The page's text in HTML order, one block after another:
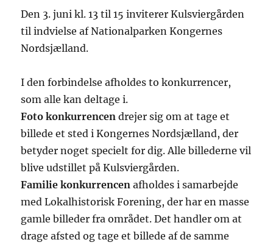
Den 3. juni kl. 13 til 15 inviterer Kulsviergården
til indvielse af Nationalparken Kongernes
Nordsjælland.
I den forbindelse afholdes to konkurrencer,
som alle kan deltage i.
Foto konkurrencen drejer sig om at tage et
billede et sted i Kongernes Nordsjælland, der
betyder noget specielt for dig. Alle billederne vil
blive udstillet på Kulsviergården.
Familie konkurrencen afholdes i samarbejde
med Lokalhistorisk Forening, der har en masse
gamle billeder fra området. Det handler om at
drage afsted og tage et billede af de samme